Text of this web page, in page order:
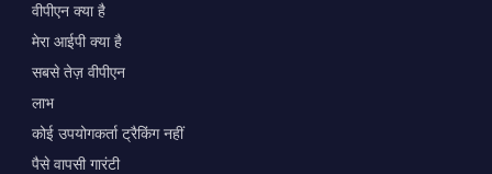
वीपीएन क्या है
मेरा आईपी क्या है
सबसे तेज़ वीपीएन
लाभ
कोई उपयोगकर्ता ट्रैकिंग नहीं
पैसे वापसी गारंटी